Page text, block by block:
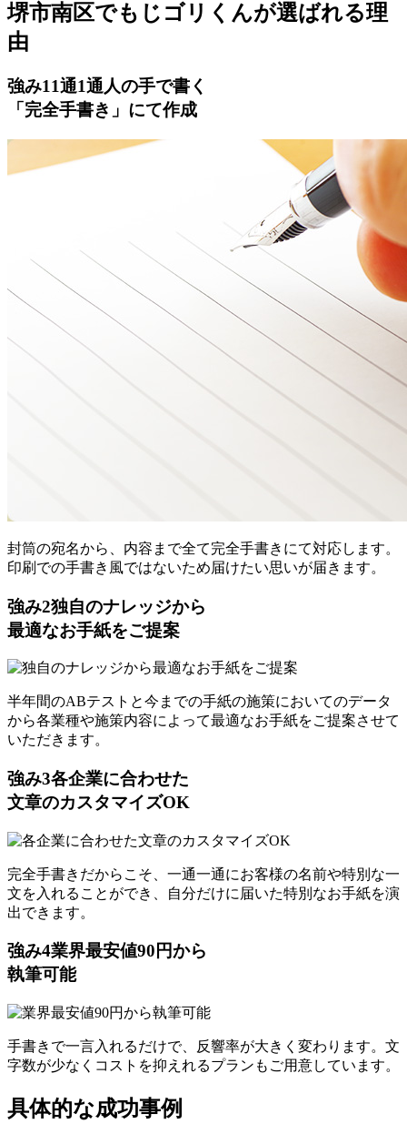
堺市南区でもじゴリくんが選ばれる理
由
強み11通1通人の手で書く
「完全手書き」にて作成
封筒の宛名から、内容まで全て完全手書きにて対応します。
印刷での手書き風ではないため届けたい思いが届きます。
強み2独自のナレッジから
最適なお手紙をご提案
半年間のABテストと今までの手紙の施策においてのデータ
から各業種や施策内容によって最適なお手紙をご提案させて
いただきます。
強み3各企業に合わせた
文章のカスタマイズOK
完全手書きだからこそ、一通一通にお客様の名前や特別な一
文を入れることができ、自分だけに届いた特別なお手紙を演
出できます。
強み4業界最安値90円から
執筆可能
手書きで一言入れるだけで、反響率が大きく変わります。文
字数が少なくコストを抑えれるプランもご用意しています。
具体的な成功事例